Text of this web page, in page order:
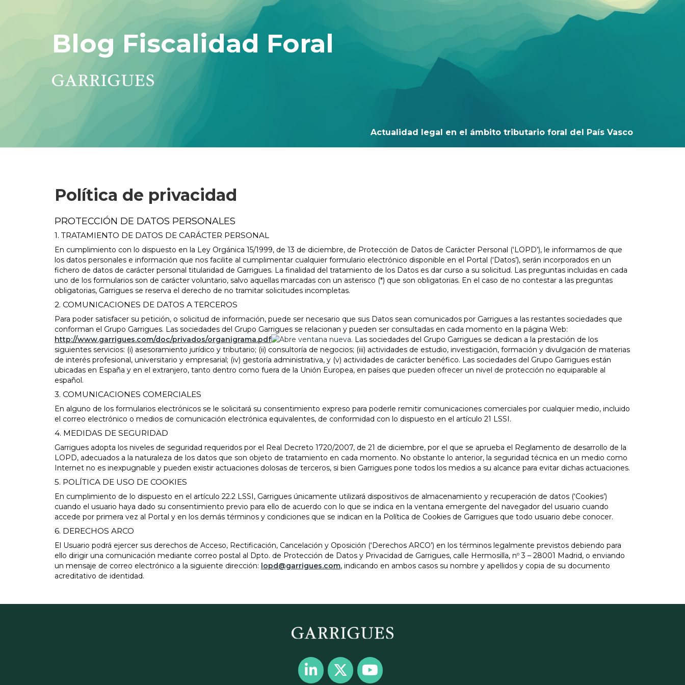
Blog Fiscalidad Foral
Actualidad legal en el ámbito tributario foral del País Vasco
Política de privacidad
PROTECCIÓN DE DATOS PERSONALES
1. TRATAMIENTO DE DATOS DE CARÁCTER PERSONAL
En cumplimiento con lo dispuesto en la Ley Orgánica 15/1999, de 13 de diciembre, de Protección de Datos de Carácter Personal (‘LOPD’), le informamos de que
los datos personales e información que nos facilite al cumplimentar cualquier formulario electrónico disponible en el Portal (‘Datos’), serán incorporados en un
fichero de datos de carácter personal titularidad de Garrigues. La finalidad del tratamiento de los Datos es dar curso a su solicitud. Las preguntas incluidas en cada
uno de los formularios son de carácter voluntario, salvo aquellas marcadas con un asterisco (*) que son obligatorias. En el caso de no contestar a las preguntas
obligatorias, Garrigues se reserva el derecho de no tramitar solicitudes incompletas.
2. COMUNICACIONES DE DATOS A TERCEROS
Para poder satisfacer su petición, o solicitud de información, puede ser necesario que sus Datos sean comunicados por Garrigues a las restantes sociedades que
conforman el Grupo Garrigues. Las sociedades del Grupo Garrigues se relacionan y pueden ser consultadas en cada momento en la página Web:
http://www.garrigues.com/doc/privados/organigrama.pdf
. Las sociedades del Grupo Garrigues se dedican a la prestación de los
siguientes servicios: (i) asesoramiento jurídico y tributario; (ii) consultoría de negocios; (iii) actividades de estudio, investigación, formación y divulgación de materias
de interés profesional, universitario y empresarial; (iv) gestoría administrativa, y (v) actividades de carácter benéfico. Las sociedades del Grupo Garrigues están
ubicadas en España y en el extranjero, tanto dentro como fuera de la Unión Europea, en países que pueden ofrecer un nivel de protección no equiparable al
español.
3. COMUNICACIONES COMERCIALES
En alguno de los formularios electrónicos se le solicitará su consentimiento expreso para poderle remitir comunicaciones comerciales por cualquier medio, incluido
el correo electrónico o medios de comunicación electrónica equivalentes, de conformidad con lo dispuesto en el artículo 21 LSSI.
4. MEDIDAS DE SEGURIDAD
Garrigues adopta los niveles de seguridad requeridos por el Real Decreto 1720/2007, de 21 de diciembre, por el que se aprueba el Reglamento de desarrollo de la
LOPD, adecuados a la naturaleza de los datos que son objeto de tratamiento en cada momento. No obstante lo anterior, la seguridad técnica en un medio como
Internet no es inexpugnable y pueden existir actuaciones dolosas de terceros, si bien Garrigues pone todos los medios a su alcance para evitar dichas actuaciones.
5. POLÍTICA DE USO DE COOKIES
En cumplimiento de lo dispuesto en el artículo 22.2 LSSI, Garrigues únicamente utilizará dispositivos de almacenamiento y recuperación de datos (‘Cookies’)
cuando el usuario haya dado su consentimiento previo para ello de acuerdo con lo que se indica en la ventana emergente del navegador del usuario cuando
accede por primera vez al Portal y en los demás términos y condiciones que se indican en la Política de Cookies de Garrigues que todo usuario debe conocer.
6. DERECHOS ARCO
El Usuario podrá ejercer sus derechos de Acceso, Rectificación, Cancelación y Oposición (‘Derechos ARCO’) en los términos legalmente previstos debiendo para
ello dirigir una comunicación mediante correo postal al Dpto. de Protección de Datos y Privacidad de Garrigues, calle Hermosilla, nº 3 – 28001 Madrid, o enviando
un mensaje de correo electrónico a la siguiente dirección: lopd@garrigues.com, indicando en ambos casos su nombre y apellidos y copia de su documento
acreditativo de identidad.